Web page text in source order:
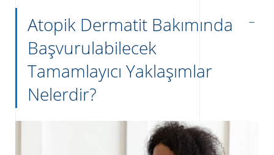
Atopik Dermatit Bakımında
Başvurulabilecek
Tamamlayıcı Yaklaşımlar
Nelerdir?